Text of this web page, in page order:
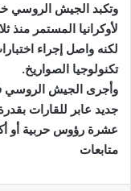
وتكبد الجيش الروسي
لأوكرانيا المستمر منذ
لكنه واصل إجراء
تكنولوجيا الصواريخ.
وأجرى الجيش الروسي
جديد عابر للقارات
عشرة رؤوس حربية أو
متابعات